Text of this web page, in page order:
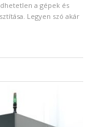
a gépek és
Legyen szó akár